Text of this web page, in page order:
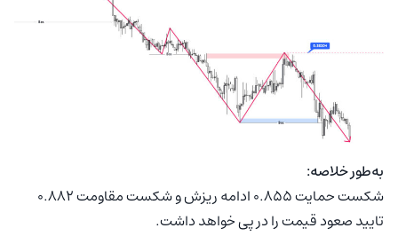
به‌طور خلاصه:
شکست حمایت ۰.۸۵۵ ادامه ریزش و شکست مقاومت ۰.۸۸۲
تایید صعود قیمت را در پی خواهد داشت.